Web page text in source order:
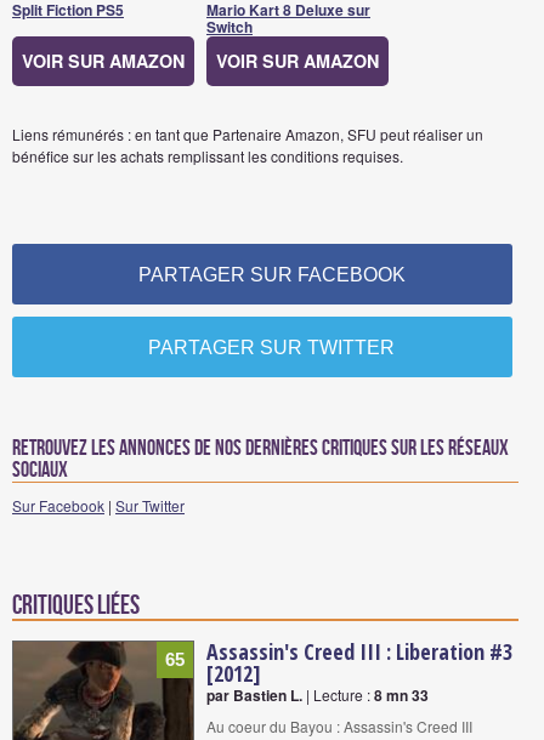
Split Fiction PS5
VOIR SUR AMAZON
Mario Kart 8 Deluxe sur
Switch
VOIR SUR AMAZON
Liens rémunérés : en tant que Partenaire Amazon, SFU peut réaliser un
bénéfice sur les achats remplissant les conditions requises.
PARTAGER SUR FACEBOOK
PARTAGER SUR TWITTER
Retrouvez les annonces de nos dernières critiques sur les réseaux
sociaux
Sur Facebook | Sur Twitter
Critiques liées
65 Assassin's Creed III : Liberation #3
[2012]
par Bastien L. | Lecture :8 mn 33
Au coeur du Bayou : Assassin's Creed III